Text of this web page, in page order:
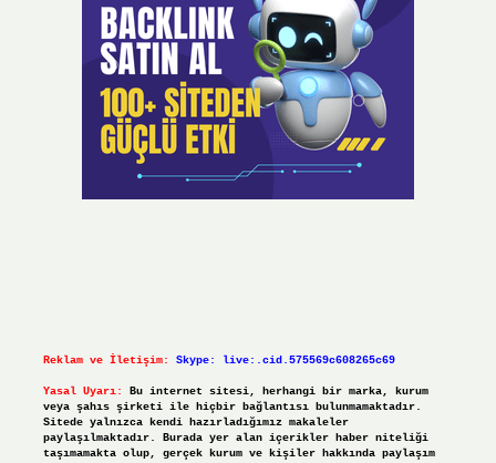
Reklam ve İletişim: Skype: live:.cid.575569c608265c69
Yasal Uyarı:
Bu internet sitesi, herhangi bir marka, kurum
veya şahıs şirketi ile hiçbir bağlantısı bulunmamaktadır.
Sitede yalnızca kendi hazırladığımız makaleler
paylaşılmaktadır. Burada yer alan içerikler haber niteliği
taşımamakta olup, gerçek kurum ve kişiler hakkında paylaşım